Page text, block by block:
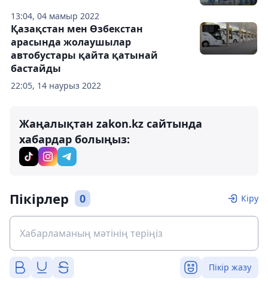
13:04, 04 мамыр 2022
22:05, 14 наурыз 2022
Қазақстан мен Өзбекстан
арасында жолаушылар
автобустары қайта қатынай
бастайды
Жаңалықтан zakon.kz сайтында
хабардар болыңыз:
Пікірлер 0 Кіру
Пікір жазу